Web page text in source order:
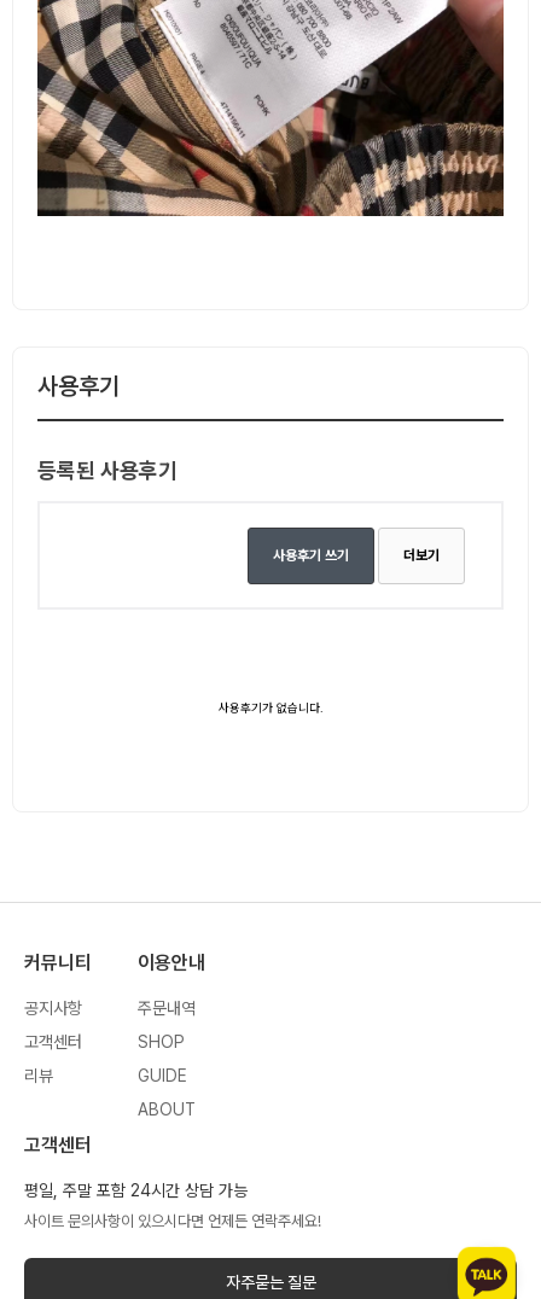
사용후기
등록된 사용후기
사용후기 쓰기 더보기
사용후기가 없습니다.
커뮤니티
공지사항
고객센터
리뷰
이용안내
주문내역
SHOP
GUIDE
ABOUT
고객센터
평일, 주말 포함 24시간 상담 가능
사이트 문의사항이 있으시다면 언제든 연락주세요!
자주묻는 질문